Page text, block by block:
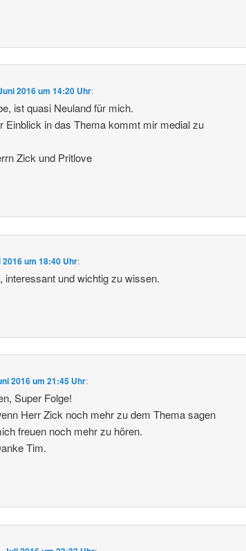
2016 um 14:20 Uhr:
ist quasi Neuland für mich.
Einblick in das Thema kommt mir medial zu
Zick und Pritlove
2016 um 18:40 Uhr:
interessant und wichtig zu wissen.
2016 um 21:45 Uhr:
Super Folge!
Herr Zick noch mehr zu dem Thema sagen
freuen noch mehr zu hören.
Tim.